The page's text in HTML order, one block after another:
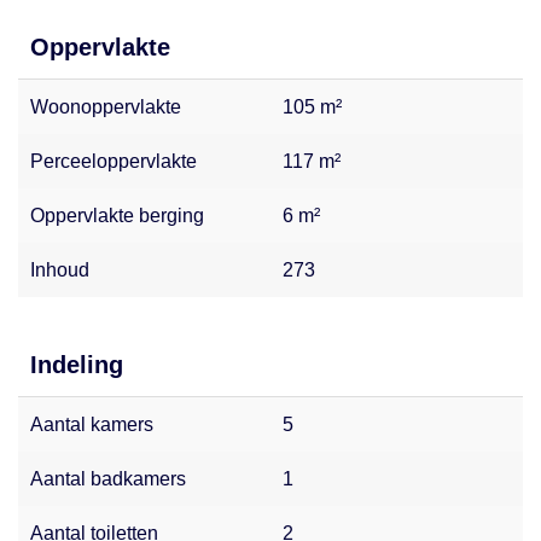
website kunnen daarom geen rechten worden ontleend.
Voor de meest actuele informatie of bij vragen kun je altijd
Oppervlakte
Woonoppervlakte 105 m²
Perceeloppervlakte 117 m²
Oppervlakte berging 6 m²
Inhoud 273
Indeling
Aantal kamers 5
Aantal badkamers 1
Aantal toiletten 2